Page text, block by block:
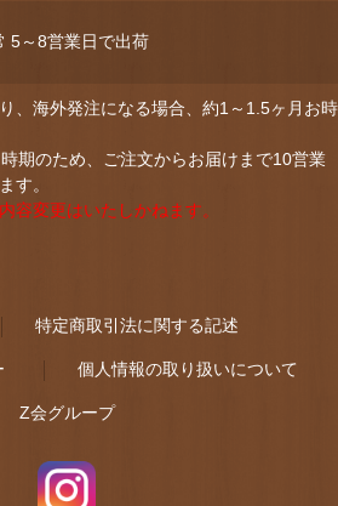
5～8営業日で出荷
、海外発注になる場合、約1～1.5ヶ月お時
期のため、ご注文からお届けまで10営業
す。
容変更はいたしかねます。
特定商取引法に関する記述
個人情報の取り扱いについて
Z会グループ